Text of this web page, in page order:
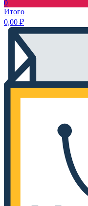
0
Итого
0,00 ₽